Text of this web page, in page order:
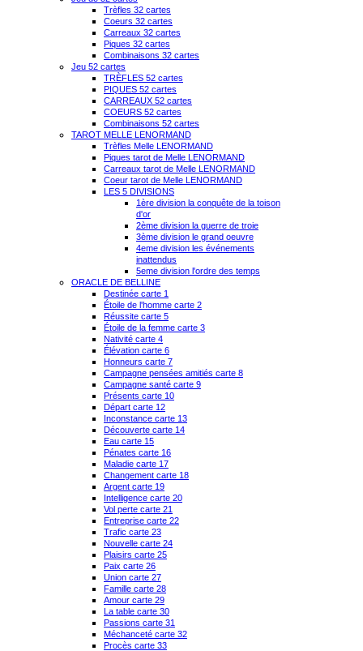
Trèfles 32 cartes
Coeurs 32 cartes
Carreaux 32 cartes
Piques 32 cartes
Combinaisons 32 cartes
Jeu 52 cartes
TRÈFLES 52 cartes
PIQUES 52 cartes
CARREAUX 52 cartes
COEURS 52 cartes
Combinaisons 52 cartes
TAROT MELLE LENORMAND
Trèfles Melle LENORMAND
Piques tarot de Melle LENORMAND
Carreaux tarot de Melle LENORMAND
Coeur tarot de Melle LENORMAND
LES 5 DIVISIONS
1ère division la conquête de la toison
d'or
2ème division la guerre de troie
3ème division le grand oeuvre
4eme division les événements
inattendus
5eme division l'ordre des temps
ORACLE DE BELLINE
Destinée carte 1
Étoile de l'homme carte 2
Réussite carte 5
Étoile de la femme carte 3
Nativité carte 4
Élévation carte 6
Honneurs carte 7
Campagne pensées amitiés carte 8
Campagne santé carte 9
Présents carte 10
Départ carte 12
Inconstance carte 13
Découverte carte 14
Eau carte 15
Pénates carte 16
Maladie carte 17
Changement carte 18
Argent carte 19
Intelligence carte 20
Vol perte carte 21
Entreprise carte 22
Trafic carte 23
Nouvelle carte 24
Plaisirs carte 25
Paix carte 26
Union carte 27
Famille carte 28
Amour carte 29
La table carte 30
Passions carte 31
Méchanceté carte 32
Procès carte 33